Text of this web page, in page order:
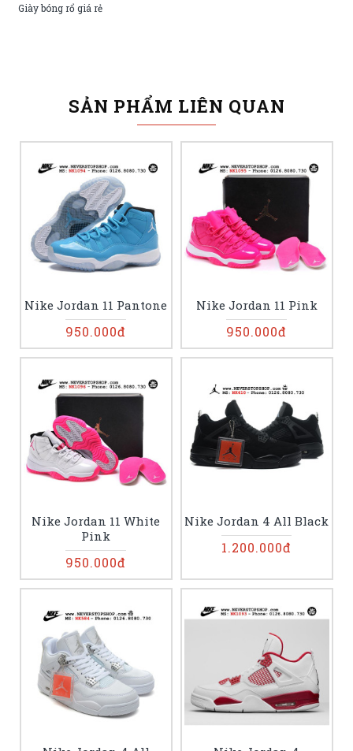
Giày bóng rổ giá rẻ
SẢN PHẨM LIÊN QUAN
Nike Jordan 11 Pantone
950.000đ
Nike Jordan 11 Pink
950.000đ
Nike Jordan 11 White
Pink
950.000đ
Nike Jordan 4 All Black
1.200.000đ